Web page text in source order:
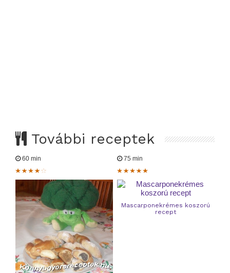
További receptek
60 min 75 min
Mascarponekrémes koszorú
recept